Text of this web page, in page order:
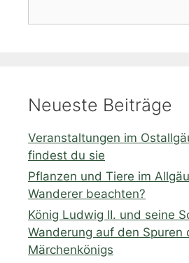
Neueste Beiträge
Veranstaltungen im
findest du sie
Pflanzen und Tiere im
Wanderer beachten?
König Ludwig II. und seine
Wanderung auf den Spuren
Märchenkönigs